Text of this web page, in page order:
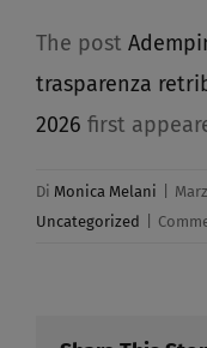
The post
trasparenza
2026 first
Di Monica Melani
Uncategorized